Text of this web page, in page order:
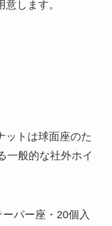
します。
ットは球面座のた
一般的な社外ホイ
パー座・20個入